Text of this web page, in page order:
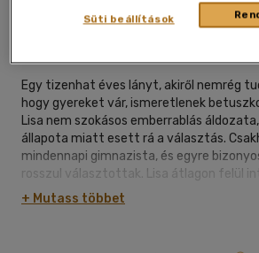
Geopen Könyvkiadó Kft.|2025|magyar
Egy tizenhat éves lányt, akiről nemrég
hogy gyereket vár, ismeretlenek
Lisa nem szokásos emberrablás
állapota miatt esett rá a választás.
mindennapi gimnazista, és egyre
rosszul választottak. Lisa átlagon felül
hozzá kellően hidegfejű, módszeres, és
tervezi szabadulását ahelyett, hogy
+ Mutass többet
Süti beállítások